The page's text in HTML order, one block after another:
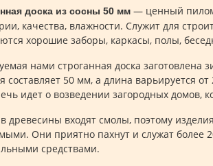
доска из сосны 50 мм — ценный
качества, влажности. Служит для
хорошие заборы, каркасы, полы,
нами строганная доска
составляет 50 мм, а длина варьируется
идет о возведении загородных домов,
древесины входят смолы, поэтому
Они приятно пахнут и служат более
средствами.